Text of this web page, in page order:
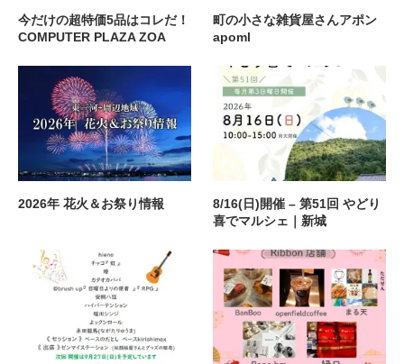
今だけの超特価5品はコレだ！
COMPUTER PLAZA ZOA
町の小さな雑貨屋さんアポン
apoml
2026年 花火＆お祭り情報
8/16(日)開催 – 第51回 やどり
喜でマルシェ｜新城